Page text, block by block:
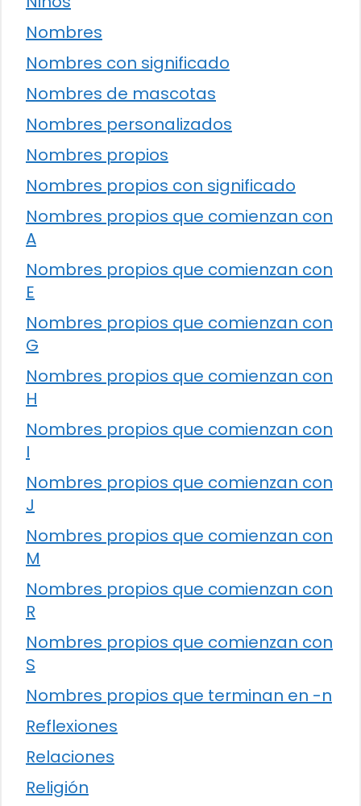
Nombres
Nombres con significado
Nombres de mascotas
Nombres personalizados
Nombres propios
Nombres propios con significado
Nombres propios que comienzan con
A
Nombres propios que comienzan con
E
Nombres propios que comienzan con
G
Nombres propios que comienzan con
H
Nombres propios que comienzan con
I
Nombres propios que comienzan con
J
Nombres propios que comienzan con
M
Nombres propios que comienzan con
R
Nombres propios que comienzan con
S
Nombres propios que terminan en -n
Reflexiones
Relaciones
Religión